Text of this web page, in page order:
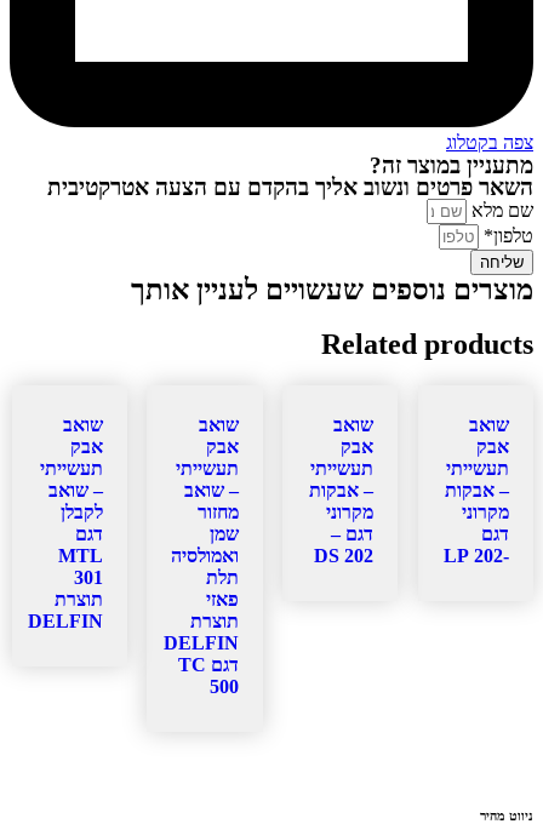
צפה בקטלוג
מתעניין במוצר זה?
השאר פרטים ונשוב אליך בהקדם עם הצעה אטרקטיבית
שם מלא
טלפון*
שליחה
מוצרים נוספים שעשויים לעניין אותך
Related products
שואב
אבק
תעשייתי
– אבקות
מקרוני
דגם
-202 LP
שואב
אבק
תעשייתי
– אבקות
מקרוני
דגם –
202 DS
שואב
אבק
תעשייתי
– שואב
מחזור
שמן
ואמולסיה
תלת
פאזי
תוצרת
DELFIN
דגם TC
500
שואב
אבק
תעשייתי
– שואב
לקבלן
דגם
MTL
301
תוצרת
DELFIN
ניווט מהיר